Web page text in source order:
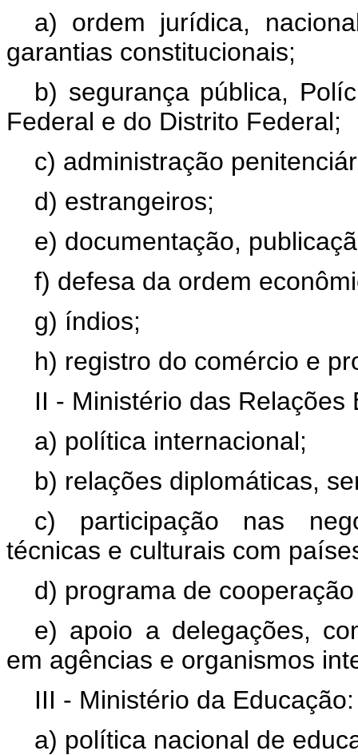
a) ordem jurídica,
garantias constitucionais;
b) segurança pública,
Federal e do Distrito Federal;
c) administração
d) estrangeiros;
e) documentação,
f) defesa da ordem
g) índios;
h) registro do comércio e
II - Ministério das Relações
a) política internacional;
b) relações diplomáticas,
c) participação nas
técnicas e culturais com
d) programa de
e) apoio a delegações,
em agências e organismos
III - Ministério da Educação:
a) política nacional de